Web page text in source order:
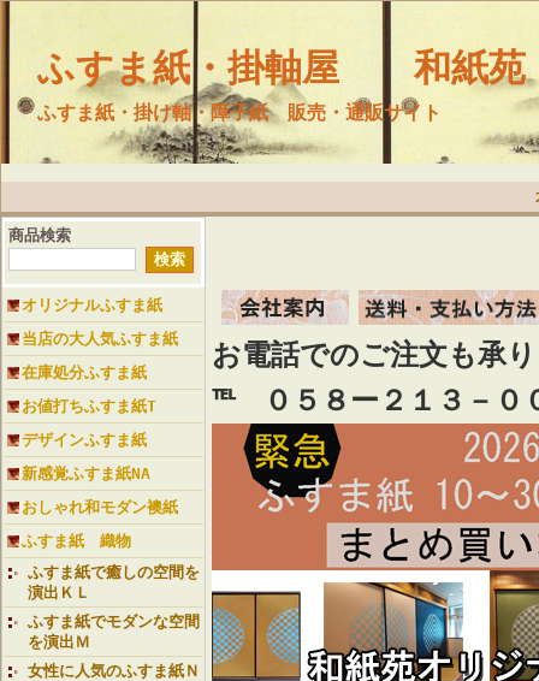
ふすま紙・掛軸屋 和紙苑
ふすま紙・掛け軸・障子紙 販売・通販サイト
商品検索
オリジナルふすま紙
当店の大人気ふすま紙
在庫処分ふすま紙
お値打ちふすま紙T
デザインふすま紙
新感覚ふすま紙NA
おしゃれ和モダン襖紙
ふすま紙 織物
ふすま紙で癒しの空間を
演出ＫＬ
ふすま紙でモダンな空間
を演出Ｍ
女性に人気のふすま紙Ｎ
お電話でのご注文も承
℡ ０５８ー２１３－０